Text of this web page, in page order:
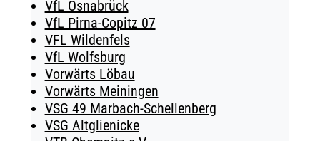
VfL Osnabrück
VfL Pirna-Copitz 07
VFL Wildenfels
VfL Wolfsburg
Vorwärts Löbau
Vorwärts Meiningen
VSG 49 Marbach-Schellenberg
VSG Altglienicke